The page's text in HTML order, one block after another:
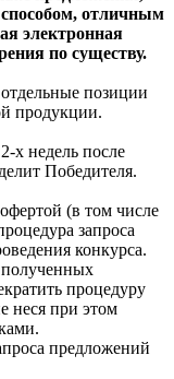
отличным
электронная
по существу.
позиции
продукции.
х недель после
Победителя.
(в том числе
запроса
конкурса.
полученных
процедуру
неся при этом
предложений